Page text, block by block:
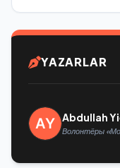
YAZARLAR
Abdullah
Волонтёры